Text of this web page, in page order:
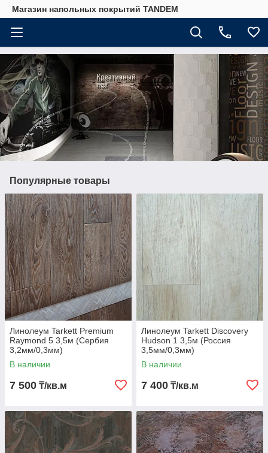
Магазин напольных покрытий TANDEM
Популярные товары
Линолеум Tarkett Premium
Raymond 5 3,5м (Сербия
3,2мм/0,3мм)
В наличии
7 500 ₸/кв.м
Линолеум Tarkett Discovery
Hudson 1 3,5м (Россия
3,5мм/0,3мм)
В наличии
7 400 ₸/кв.м